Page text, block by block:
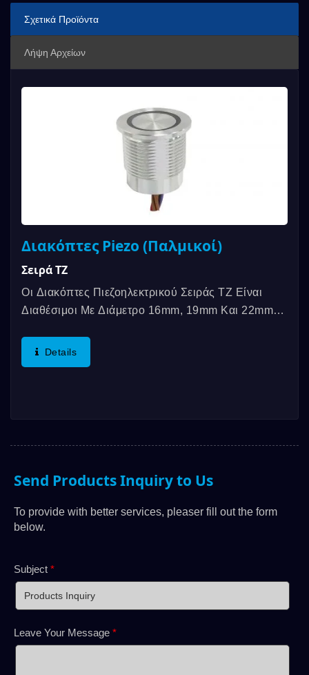
Σχετικά Προϊόντα
Λήψη Αρχείων
Διακόπτες Piezo (Παλμικοί)
Σειρά TZ
Οι Διακόπτες Πιεζοηλεκτρικού Σειράς TZ Είναι
Διαθέσιμοι Με Διάμετρο 16mm, 19mm Και 22mm
Details